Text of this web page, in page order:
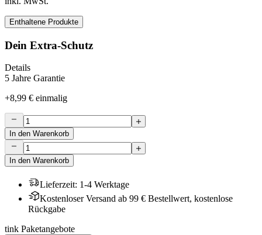
Enthaltene Produkte
Dein Extra-Schutz
Details
5 Jahre Garantie
+8,99 € einmalig
In den Warenkorb
In den Warenkorb
Lieferzeit: 1-4 Werktage
Kostenloser Versand ab 99 € Bestellwert, kostenlose
Rückgabe
tink Paketangebote